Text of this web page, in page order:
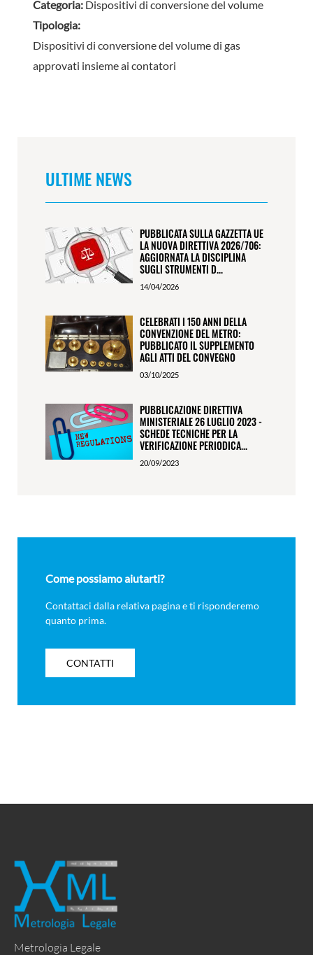
Categoria: Dispositivi di conversione del volume
Tipologia:
Dispositivi di conversione del volume di gas
approvati insieme ai contatori
ULTIME NEWS
PUBBLICATA SULLA GAZZETTA UE
LA NUOVA DIRETTIVA 2026/706:
AGGIORNATA LA DISCIPLINA
SUGLI STRUMENTI D...
14/04/2026
CELEBRATI I 150 ANNI DELLA
CONVENZIONE DEL METRO:
PUBBLICATO IL SUPPLEMENTO
AGLI ATTI DEL CONVEGNO
03/10/2025
PUBBLICAZIONE DIRETTIVA
MINISTERIALE 26 LUGLIO 2023 -
SCHEDE TECNICHE PER LA
VERIFICAZIONE PERIODICA...
20/09/2023
Come possiamo aiutarti?
Contattaci dalla relativa pagina e ti risponderemo
quanto prima.
CONTATTI
Metrologia Legale